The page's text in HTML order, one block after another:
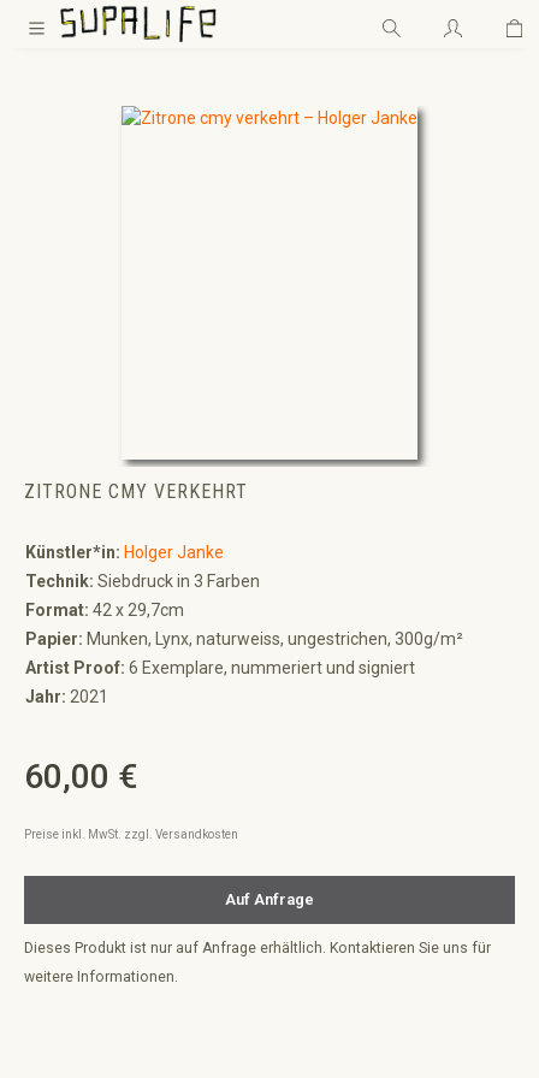
Zum Hauptinhalt springen
ZITRONE CMY VERKEHRT
Künstler*in: Holger Janke
Technik: Siebdruck in 3 Farben
Format: 42 x 29,7cm
Papier: Munken, Lynx, naturweiss, ungestrichen, 300g/m²
Artist Proof: 6 Exemplare, nummeriert und signiert
Jahr: 2021
Regulärer Preis:
60,00 €
Preise inkl. MwSt. zzgl. Versandkosten
Auf Anfrage
Dieses Produkt ist nur auf Anfrage erhältlich. Kontaktieren Sie uns für
weitere Informationen.